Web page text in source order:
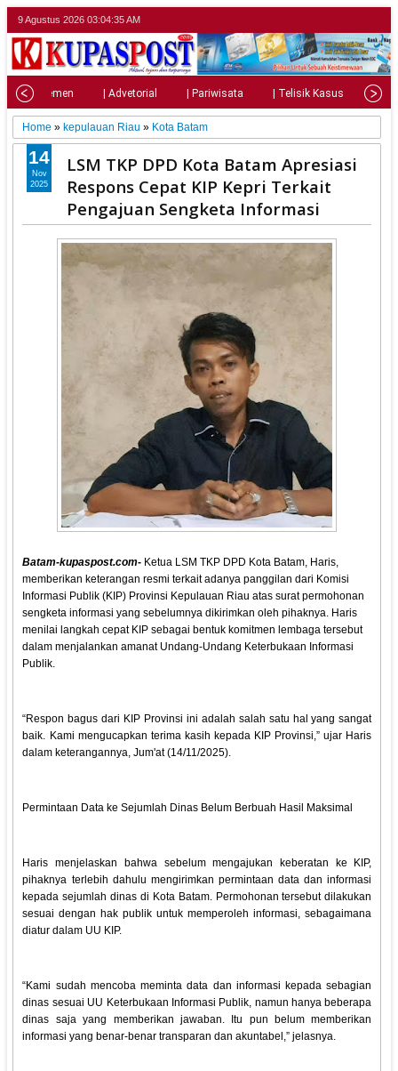
9 Agustus 2026 03:04:36 AM
| Parlemen | Advetorial | Pariwisata | Telisik Kasus |
Home » kepulauan Riau » Kota Batam
LSM TKP DPD Kota Batam Apresiasi
Respons Cepat KIP Kepri Terkait
Pengajuan Sengketa Informasi
Batam-kupaspost.com- Ketua LSM TKP DPD Kota Batam, Haris,
memberikan keterangan resmi terkait adanya panggilan dari Komisi
Informasi Publik (KIP) Provinsi Kepulauan Riau atas surat permohonan
sengketa informasi yang sebelumnya dikirimkan oleh pihaknya. Haris
menilai langkah cepat KIP sebagai bentuk komitmen lembaga tersebut
dalam menjalankan amanat Undang-Undang Keterbukaan Informasi
Publik.
“Respon bagus dari KIP Provinsi ini adalah salah satu hal yang sangat
baik. Kami mengucapkan terima kasih kepada KIP Provinsi,” ujar Haris
dalam keterangannya, Jum'at (14/11/2025).
Permintaan Data ke Sejumlah Dinas Belum Berbuah Hasil Maksimal
Haris menjelaskan bahwa sebelum mengajukan keberatan ke KIP,
pihaknya terlebih dahulu mengirimkan permintaan data dan informasi
kepada sejumlah dinas di Kota Batam. Permohonan tersebut dilakukan
sesuai dengan hak publik untuk memperoleh informasi, sebagaimana
diatur dalam UU KIP.
“Kami sudah mencoba meminta data dan informasi kepada sebagian
dinas sesuai UU Keterbukaan Informasi Publik, namun hanya beberapa
dinas saja yang memberikan jawaban. Itu pun belum memberikan
informasi yang benar-benar transparan dan akuntabel,” jelasnya.
14
Nov
2025